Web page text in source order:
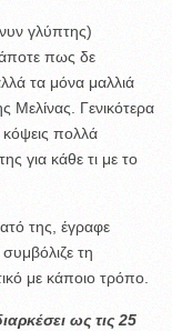
γλύπτης)
πως δε
τα μόνα μαλλιά
Μελίνας. Γενικότερα
πολλά
για κάθε τι με το
της, έγραφε
τη
με κάποιο τρόπο.
ως τις 25